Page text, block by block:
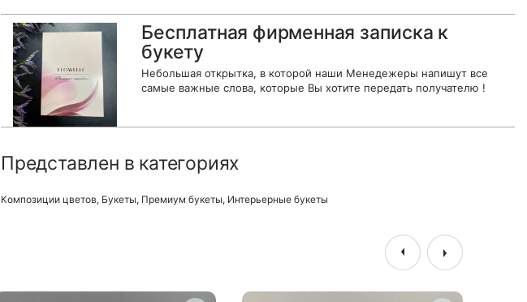
Бесплатная фирменная записка к
букету
Небольшая открытка, в которой наши Менедежеры напишут все
самые важные слова, которые Вы хотите передать получателю !
Представлен в категориях
Композиции цветов, Букеты, Премиум букеты, Интерьерные букеты